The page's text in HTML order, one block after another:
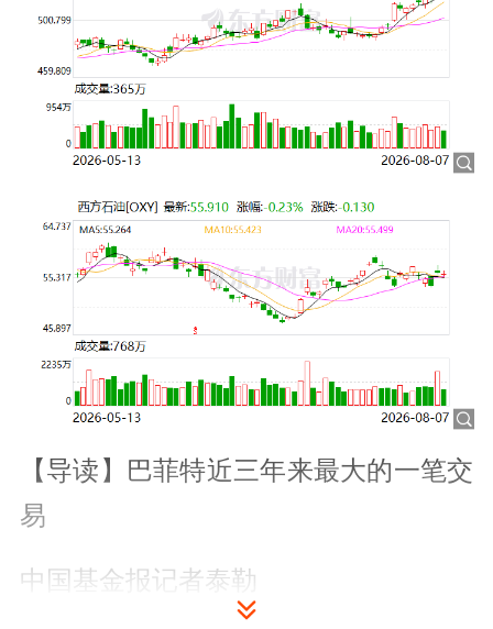
【导读】巴菲特近三年来最大的一笔交
易
中国基金报记者泰勒